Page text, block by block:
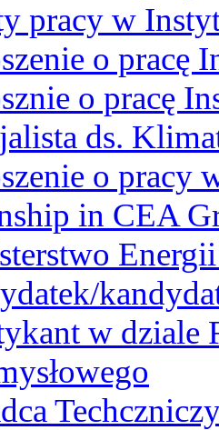
pracy w
o pracę
o pracę
ds.
o pracy
in CEA
w dziale